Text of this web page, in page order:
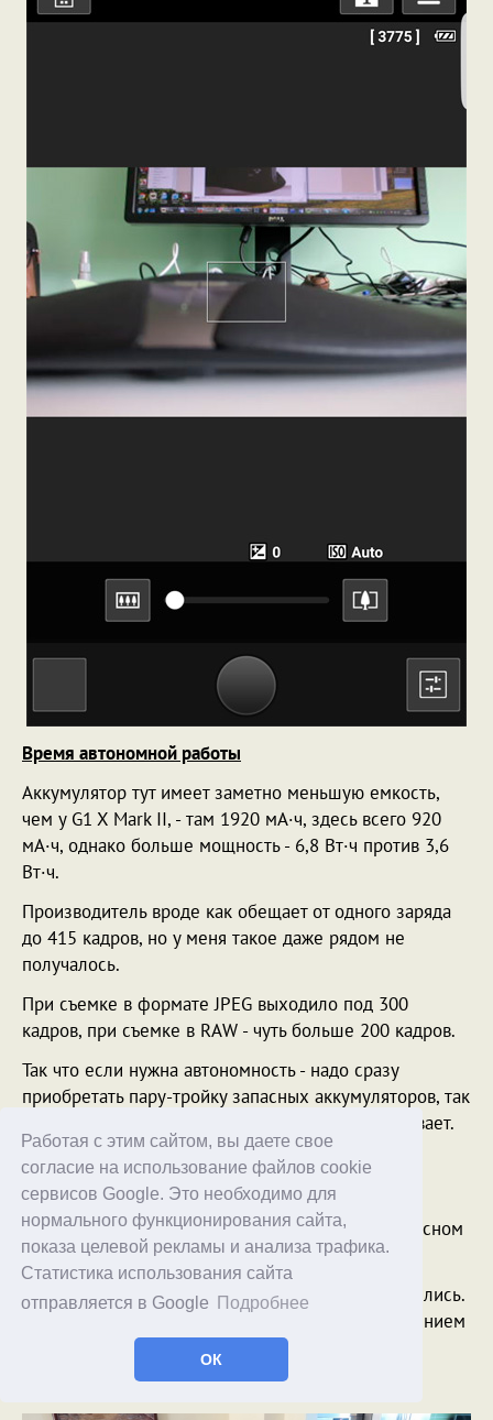
Работая с этим сайтом, вы даете свое
согласие на использование файлов cookie
сервисов Google. Это необходимо для
нормального функционирования сайта,
показа целевой рекламы и анализа трафика.
Статистика использования сайта
отправляется в Google
Подробнее
ОК
Время автономной работы
Аккумулятор тут имеет заметно меньшую емкость,
чем у G1 X Mark II, - там 1920 мА·ч, здесь всего 920
мА·ч, однако больше мощность - 6,8 Вт·ч против 3,6
Вт·ч.
Производитель вроде как обещает от одного заряда
до 415 кадров, но у меня такое даже рядом не
получалось.
При съемке в формате JPEG выходило под 300
кадров, при съемке в RAW - чуть больше 200 кадров.
Так что если нужна автономность - надо сразу
приобретать пару-тройку запасных аккумуляторов, так
как зарядку через USB эта камера не поддерживает.
Примеры фото
Фотографии, сделанные в различных условиях.
Старался, конечно, побольше поснимать на фокусном
расстоянии 300-600 мм.
Кадры никак не обрабатывались, только ресайзились.
Кликабельно, по щелчку открываются с разрешением
1920 пикселов по горизонтали.
Дома дневное освещение.